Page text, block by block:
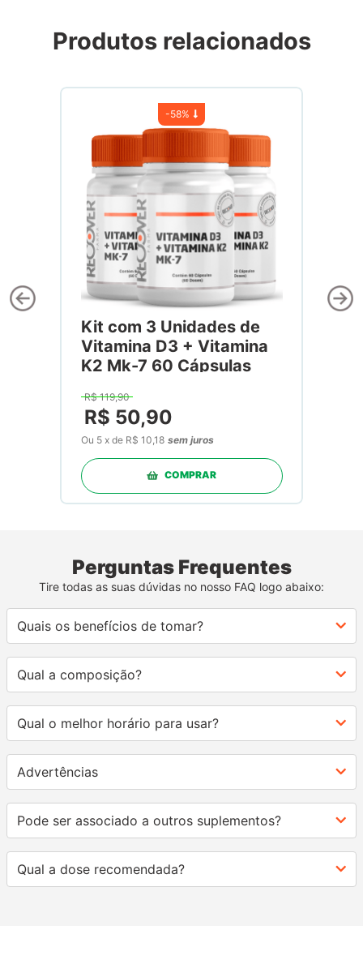
Produtos relacionados
-58%
Kit com 3 Unidades de
Vitamina D3 + Vitamina
K2 Mk-7 60 Cápsulas
R$ 119,90
R$ 50,90
Ou 5 xde R$ 10,18 sem juros
COMPRAR
Perguntas Frequentes
Tire todas as suas dúvidas no nosso FAQ logo abaixo:
Quais os benefícios de tomar?
Qual a composição?
Qual o melhor horário para usar?
Advertências
Pode ser associado a outros suplementos?
Qual a dose recomendada?